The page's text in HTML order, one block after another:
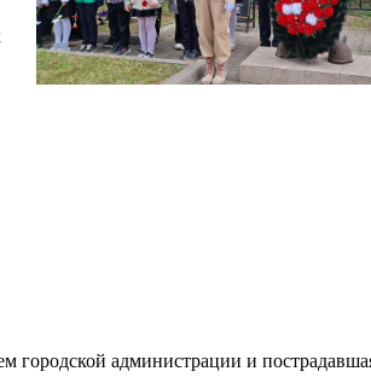
администрации и